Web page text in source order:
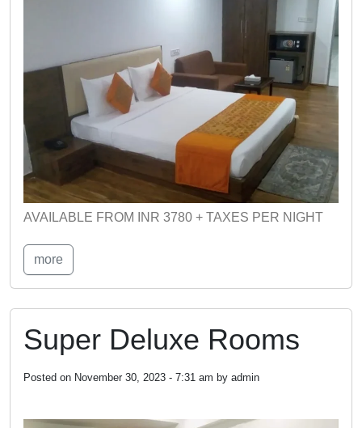
AVAILABLE FROM INR 3780 + TAXES PER NIGHT
more
Super Deluxe Rooms
Posted on November 30, 2023 - 7:31 am by admin